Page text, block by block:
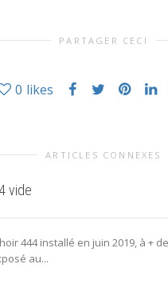
PARTAGER CECI
0 likes
ARTICLES CONNEXES
vide
444 installé en juin 2019, à +
au...